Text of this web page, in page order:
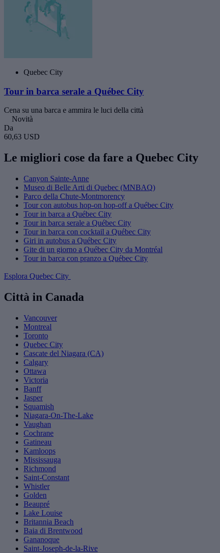
Quebec City
Tour in barca serale a Québec City
Cena su una barca e ammira le luci della città
Novità
Da
60,63 USD
Le migliori cose da fare a Quebec City
Canyon Sainte-Anne
Museo di Belle Arti di Quebec (MNBAQ)
Parco della Chute-Montmorency
Tour con autobus hop-on hop-off a Québec City
Tour in barca a Québec City
Tour in barca serale a Québec City
Tour in barca con cocktail a Québec City
Giri in autobus a Québec City
Gite di un giorno a Québec City da Montréal
Tour in barca con pranzo a Québec City
Esplora Quebec City
Città in Canada
Vancouver
Montreal
Toronto
Quebec City
Cascate del Niagara (CA)
Calgary
Ottawa
Victoria
Banff
Jasper
Squamish
Niagara-On-The-Lake
Vaughan
Cochrane
Gatineau
Kamloops
Mississauga
Richmond
Saint-Constant
Whistler
Golden
Beaupré
Lake Louise
Britannia Beach
Baia di Brentwood
Gananoque
Saint-Joseph-de-la-Rive